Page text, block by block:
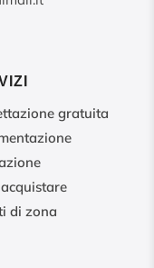
gratuita
di zona